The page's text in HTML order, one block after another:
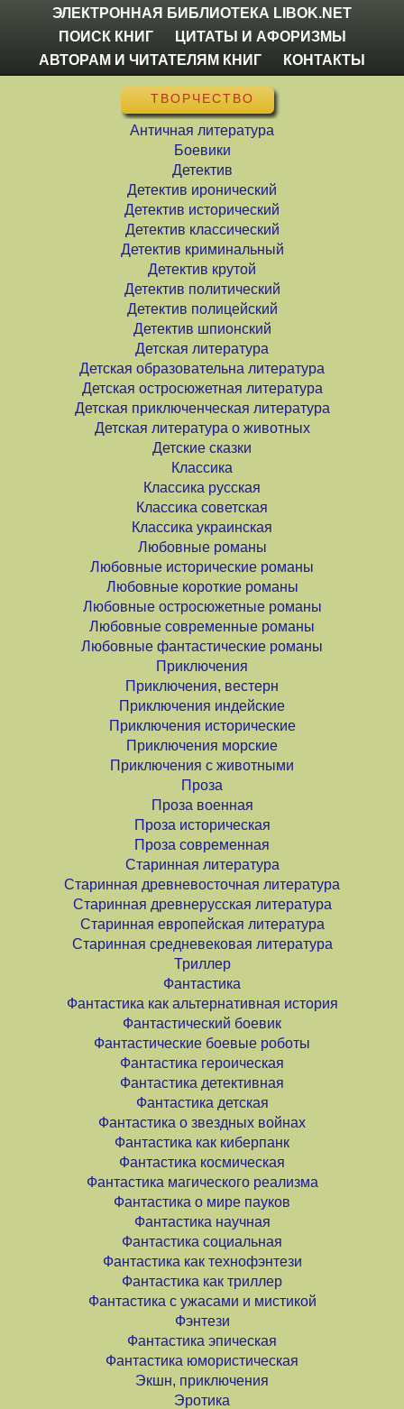
ЭЛЕКТРОННАЯ БИБЛИОТЕКА LIBOK.NET
ПОИСК КНИГ
ЦИТАТЫ И АФОРИЗМЫ
АВТОРАМ И ЧИТАТЕЛЯМ КНИГ
КОНТАКТЫ
ТВОРЧЕСТВО
Античная литература
Боевики
Детектив
Детектив иронический
Детектив исторический
Детектив классический
Детектив криминальный
Детектив крутой
Детектив политический
Детектив полицейский
Детектив шпионский
Детская литература
Детская образовательна литература
Детская остросюжетная литература
Детская приключенческая литература
Детская литература о животных
Детские сказки
Классика
Классика русская
Классика советская
Классика украинская
Любовные романы
Любовные исторические романы
Любовные короткие романы
Любовные остросюжетные романы
Любовные современные романы
Любовные фантастические романы
Приключения
Приключения, вестерн
Приключения индейские
Приключения исторические
Приключения морские
Приключения с животными
Проза
Проза военная
Проза историческая
Проза современная
Старинная литература
Старинная древневосточная литература
Старинная древнерусская литература
Старинная европейская литература
Старинная средневековая литература
Триллер
Фантастика
Фантастика как альтернативная история
Фантастический боевик
Фантастические боевые роботы
Фантастика героическая
Фантастика детективная
Фантастика детская
Фантастика о звездных войнах
Фантастика как киберпанк
Фантастика космическая
Фантастика магического реализма
Фантастика о мире пауков
Фантастика научная
Фантастика социальная
Фантастика как технофэнтези
Фантастика как триллер
Фантастика с ужасами и мистикой
Фэнтези
Фантастика эпическая
Фантастика юмористическая
Экшн, приключения
Эротика